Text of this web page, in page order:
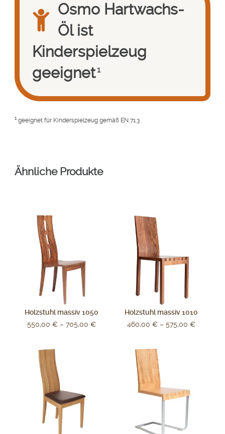
Osmo Hartwachs-
Öl ist
Kinderspielzeug
geeignet1
1 geeignet für Kinderspielzeug gemäß EN 71.3
Ähnliche Produkte
Holzstuhl massiv 1050
550,00€ –705,00€
Holzstuhl massiv 1010
460,00€ –575,00€